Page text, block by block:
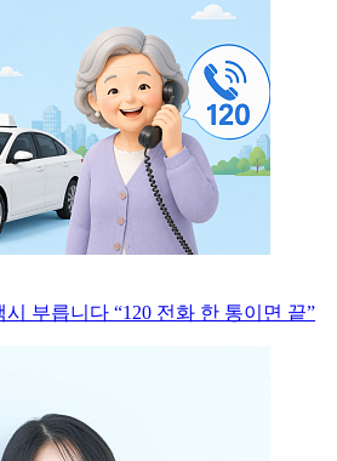
시 부릅니다 “120 전화 한 통이면 끝”